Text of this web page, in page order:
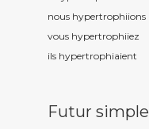
nous hypertrophiions
vous hypertrophiiez
ils hypertrophiaient
Futur simple